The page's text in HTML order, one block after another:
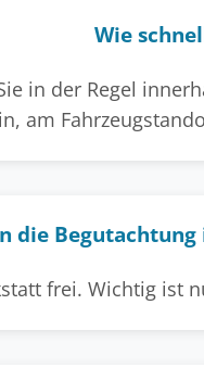
Wie
in der Regel
am
die
frei. Wichtig ist